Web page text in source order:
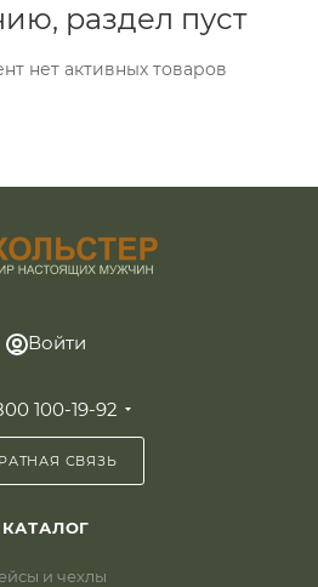
раздел пуст
нет активных товаров
Войти
100-19-92
СВЯЗЬ
КАТАЛОГ
и чехлы